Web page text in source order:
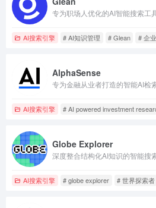
专为职场人优化的AI智能搜索工具
AI搜索引擎 # AI知识管理 # Glean # 企
AlphaSense
专为金融从业者打造的智能AI检
AI搜索引擎 # AI powered investment
Globe Explorer
深度整合结构化AI知识的智能搜
AI搜索引擎 # globe explorer # 世界探索者